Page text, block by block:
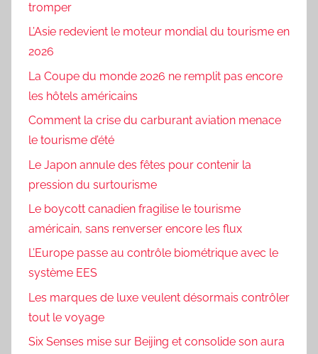
tromper
L’Asie redevient le moteur mondial du tourisme en
2026
La Coupe du monde 2026 ne remplit pas encore
les hôtels américains
Comment la crise du carburant aviation menace
le tourisme d’été
Le Japon annule des fêtes pour contenir la
pression du surtourisme
Le boycott canadien fragilise le tourisme
américain, sans renverser encore les flux
L’Europe passe au contrôle biométrique avec le
système EES
Les marques de luxe veulent désormais contrôler
tout le voyage
Six Senses mise sur Beijing et consolide son aura